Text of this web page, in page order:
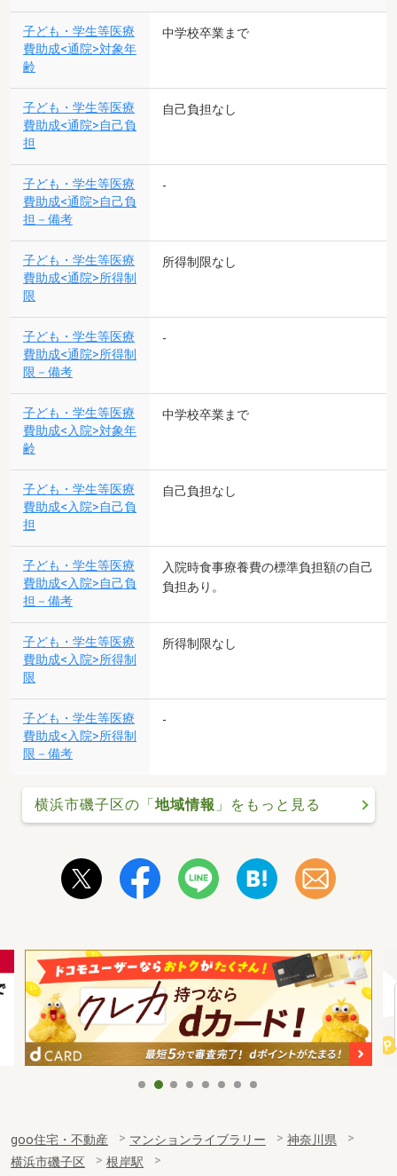
子ども・学生等医療
費助成<通院>対象年
齢
中学校卒業まで
子ども・学生等医療
費助成<通院>自己負
担
自己負担なし
子ども・学生等医療
費助成<通院>自己負
担－備考
-
子ども・学生等医療
費助成<通院>所得制
限
所得制限なし
子ども・学生等医療
費助成<通院>所得制
限－備考
-
子ども・学生等医療
費助成<入院>対象年
齢
中学校卒業まで
子ども・学生等医療
費助成<入院>自己負
担
自己負担なし
子ども・学生等医療
費助成<入院>自己負
担－備考
入院時食事療養費の標準負担額の自己
負担あり。
子ども・学生等医療
費助成<入院>所得制
限
所得制限なし
子ども・学生等医療
費助成<入院>所得制
限－備考
-
横浜市磯子区の「地域情報 」をもっと見る
goo住宅・不動産 マンションライブラリー
神奈川県
横浜市磯子区
根岸駅